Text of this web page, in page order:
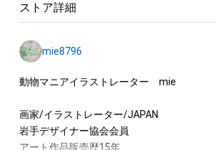
する
よび無料配布をする
・アイテム画像を使用した二次創作物（ご自
など）の作成する
アイテムに関する注意事項
・本アイテムに関する創作物(画像および映像
ロゴ等を含みますがこれらに限られません
ストア詳細
mie8796
動物マニアイラストレーター　mie
画家/イラストレーター/JAPAN
岩手デザイナー協会会員
アート作品販売歴15年